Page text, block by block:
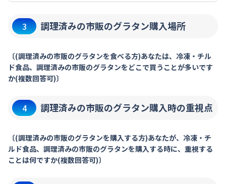
3 調理済みの市販のグラタン購入場所
〔(調理済みの市販のグラタンを食べる方)あなたは、冷凍・チル
ド食品、調理済みの市販のグラタンをどこで買うことが多いです
か(複数回答可)〕
4 調理済みの市販のグラタン購入時の重視点
〔(調理済みの市販のグラタンを購入する方)あなたが、冷凍・チ
ルド食品、調理済みの市販のグラタンを購入する時に、重視する
ことは何ですか(複数回答可)〕